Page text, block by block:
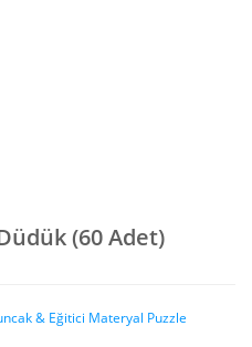
(60 Adet)
& Eğitici Materyal Puzzle